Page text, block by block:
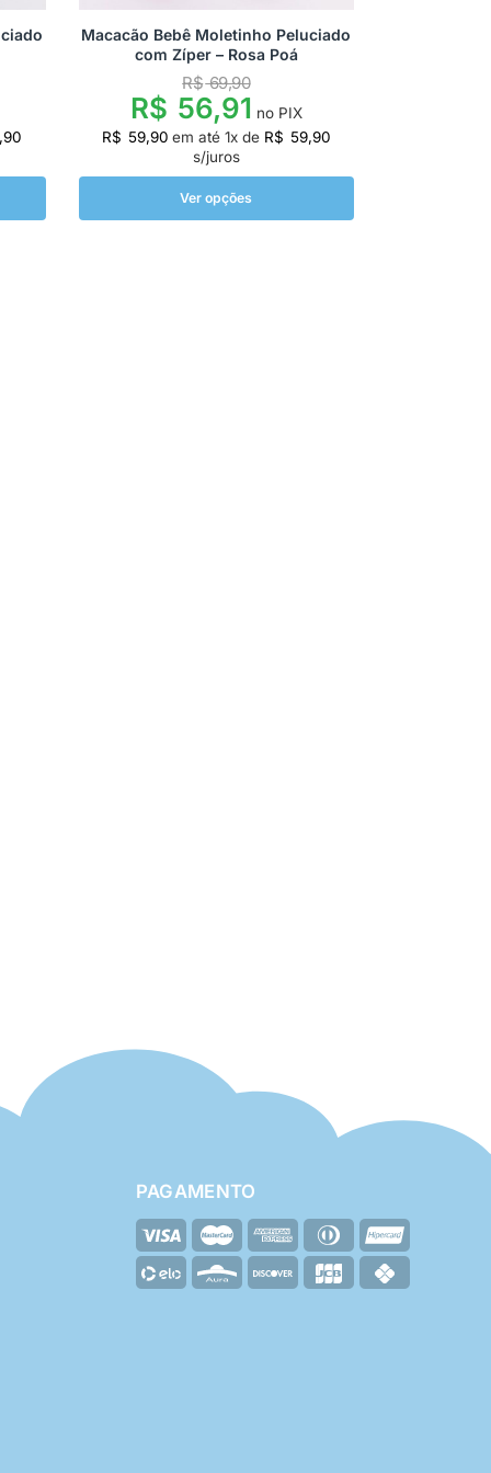
Macacão Bebê Moletinho Peluciado
com Zíper – Rosa Poá
R$69,90
R$ 56,91 no PIX
R$ 59,90 em até 1x de R$ 59,90
s/juros
Ver opções
PAGAMENTO